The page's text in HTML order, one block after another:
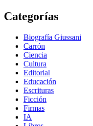
Categorías
Biografía Giussani
Carrón
Ciencia
Cultura
Editorial
Educación
Escrituras
Ficción
Firmas
IA